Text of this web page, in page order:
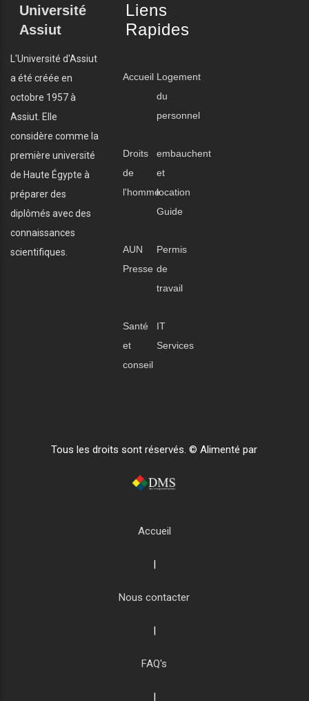
Université
Assiut
L'Université d'Assiut
a été créée en
octobre 1957 à
Assiut. Elle
considère comme la
première université
de Haute Égypte à
préparer des
diplômés avec des
connaissances
scientifiques.
Liens
Rapides
Accueil Logement
du
personnel
Droits
de
l'homme
embauchent
et
location
Guide
AUN
Presse
Permis
de
travail
Santé
et
conseil
IT
Services
Tous les droits sont réservés. © Alimenté par
Accueil
Nous contacter
FAQ's